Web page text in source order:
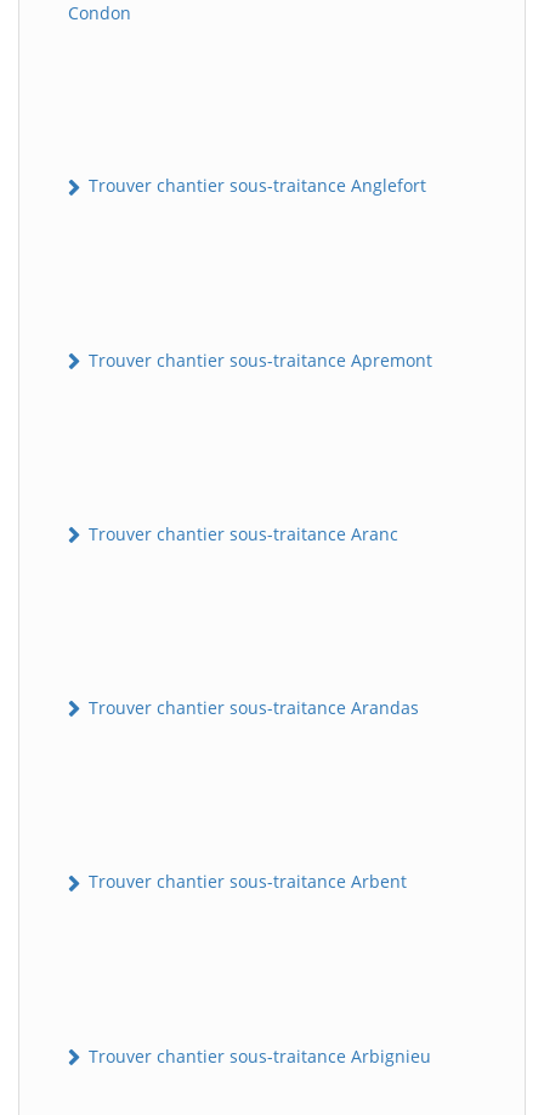
Condon
Trouver chantier sous-traitance Anglefort
Trouver chantier sous-traitance Apremont
Trouver chantier sous-traitance Aranc
Trouver chantier sous-traitance Arandas
Trouver chantier sous-traitance Arbent
Trouver chantier sous-traitance Arbignieu